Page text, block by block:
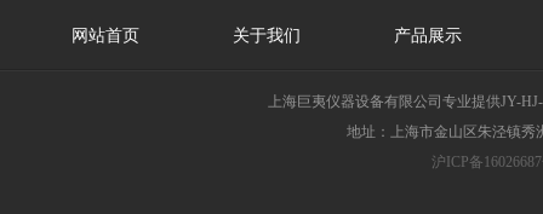
网站首页 关于我们 产品展示
上海巨夷仪器设备有限公司专业提供JY-
地址：上海市金山区朱泾镇秀
沪ICP备